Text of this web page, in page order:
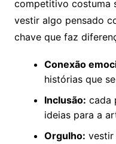
competitivo costuma
vestir algo pensado
chave que faz
Conexão
histórias que
Inclusão: cada
ideias para a
Orgulho: vestir